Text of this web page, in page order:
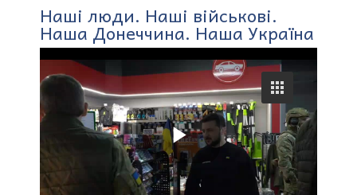
Наші люди. Наші військові.
Наша Донеччина. Наша Україна
P